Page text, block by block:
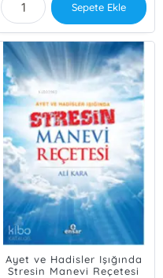
Sepete Ekle
Ayet ve Hadisler Işığında
Stresin Manevi Reçetesi